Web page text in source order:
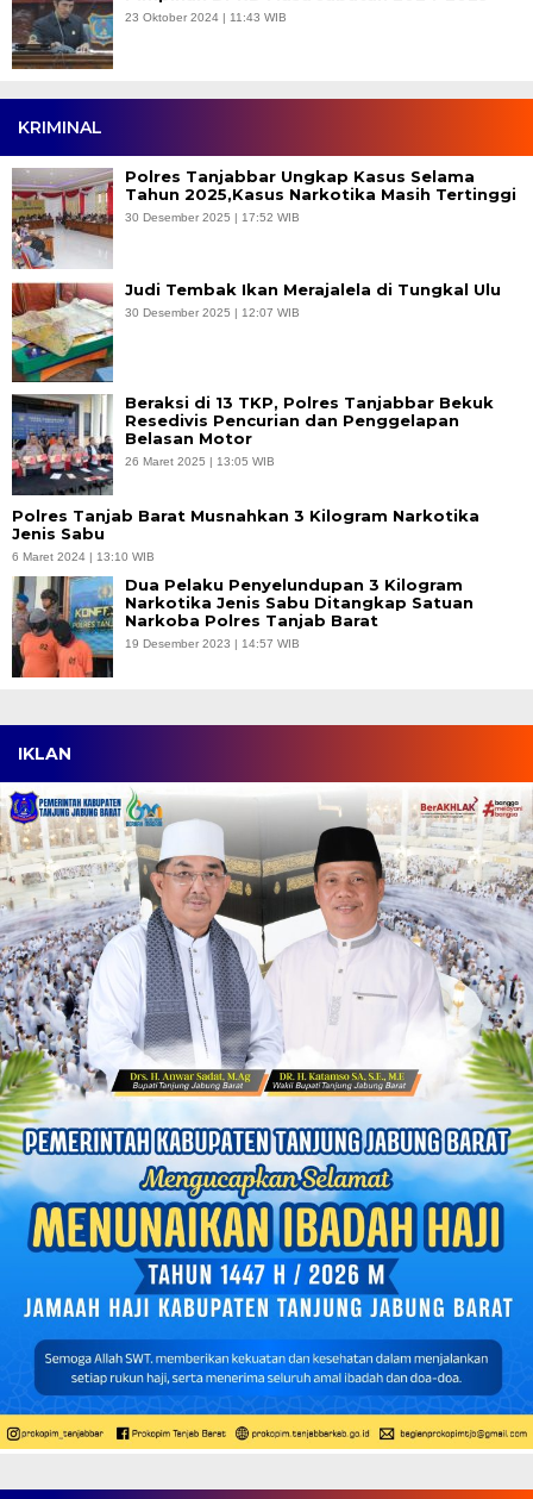
23 Oktober 2024 | 11:43 WIB
KRIMINAL
Polres Tanjabbar Ungkap Kasus Selama
Tahun 2025,Kasus Narkotika Masih Tertinggi
30 Desember 2025 | 17:52 WIB
Judi Tembak Ikan Merajalela di Tungkal Ulu
30 Desember 2025 | 12:07 WIB
Beraksi di 13 TKP, Polres Tanjabbar Bekuk
Resedivis Pencurian dan Penggelapan
Belasan Motor
26 Maret 2025 | 13:05 WIB
Polres Tanjab Barat Musnahkan 3 Kilogram Narkotika
Jenis Sabu
6 Maret 2024 | 13:10 WIB
Dua Pelaku Penyelundupan 3 Kilogram
Narkotika Jenis Sabu Ditangkap Satuan
Narkoba Polres Tanjab Barat
19 Desember 2023 | 14:57 WIB
IKLAN